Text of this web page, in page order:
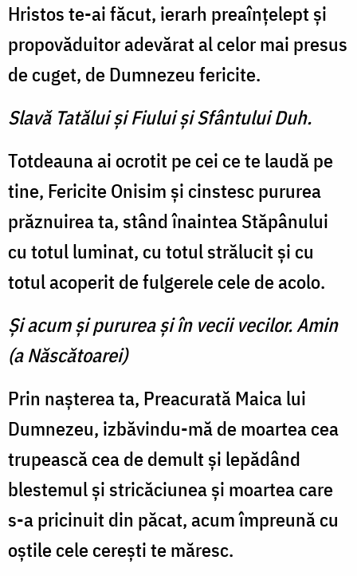
Hristos te-ai făcut, ierarh preaînţelept şi
propovăduitor adevărat al celor mai presus
de cuget, de Dumnezeu fericite.
Slavă Tatălui şi Fiului şi Sfântului Duh.
Totdeauna ai ocrotit pe cei ce te laudă pe
tine, Fericite Onisim şi cinstesc pururea
prăznuirea ta, stând înaintea Stăpânului
cu totul luminat, cu totul strălucit şi cu
totul acoperit de fulgerele cele de acolo.
Şi acum şi pururea şi în vecii vecilor. Amin
(a Născătoarei)
Prin naşterea ta, Preacurată Maica lui
Dumnezeu, izbăvindu-mă de moartea cea
trupească cea de demult şi lepădând
blestemul şi stricăciunea şi moartea care
s-a pricinuit din păcat, acum împreună cu
oştile cele cereşti te măresc.